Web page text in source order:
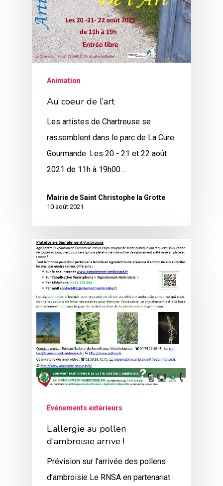
Animation
Au coeur de l’art
Les artistes de Chartreuse se
rassemblent dans le parc de La Cure
Gourmande. Les 20 - 21 et 22 août
2021 de 11h à 19h00…
Mairie de Saint Christophe la Grotte
10 août 2021
Événements extérieurs
L’allergie au pollen
d’ambroisie arrive !
Prévision sur l’arrivée des pollens
d’ambroisie Le RNSA en partenariat